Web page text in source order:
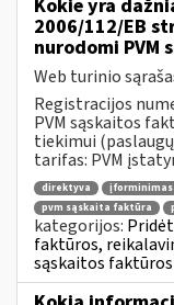
Kokie yra
2006/112/EB
nurodomi PVM
Web turinio
Registracijos
PVM sąskaitos
tiekimui
tarifas: PVM
direktyva įforminimas
pvm sąskaita faktūra
kategorijos:
faktūros,
sąskaitos